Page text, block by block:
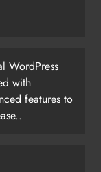
WordPress
with
features to